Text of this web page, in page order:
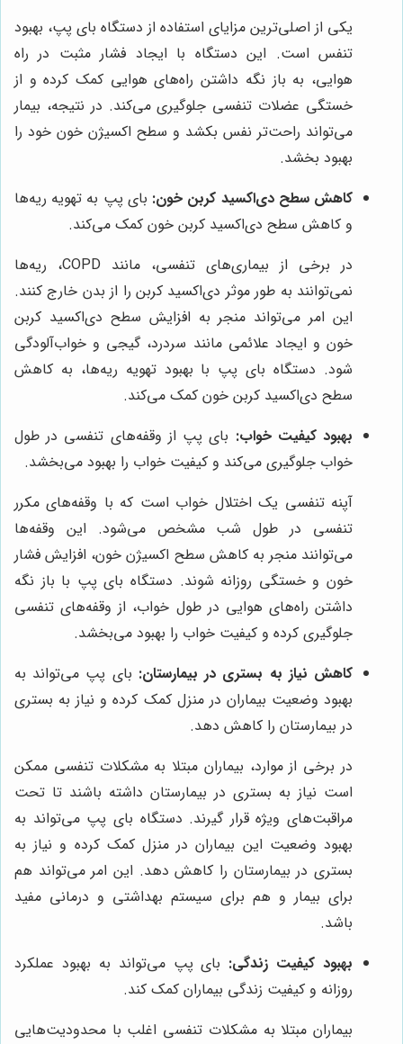
یکی از اصلی‌ترین مزایای استفاده از دستگاه بای پپ، بهبود
تنفس است. این دستگاه با ایجاد فشار مثبت در راه
هوایی، به باز نگه داشتن راه‌های هوایی کمک کرده و از
خستگی عضلات تنفسی جلوگیری می‌کند. در نتیجه، بیمار
می‌تواند راحت‌تر نفس بکشد و سطح اکسیژن خون خود را
بهبود بخشد.
کاهش سطح دی‌اکسید کربن خون: بای پپ به تهویه ریه‌ها
و کاهش سطح دی‌اکسید کربن خون کمک می‌کند.
در برخی از بیماری‌های تنفسی، مانند COPD، ریه‌ها
نمی‌توانند به طور موثر دی‌اکسید کربن را از بدن خارج کنند.
این امر می‌تواند منجر به افزایش سطح دی‌اکسید کربن
خون و ایجاد علائمی مانند سردرد، گیجی و خواب‌آلودگی
شود. دستگاه بای پپ با بهبود تهویه ریه‌ها، به کاهش
سطح دی‌اکسید کربن خون کمک می‌کند.
بهبود کیفیت خواب: بای پپ از وقفه‌های تنفسی در طول
خواب جلوگیری می‌کند و کیفیت خواب را بهبود می‌بخشد.
آپنه تنفسی یک اختلال خواب است که با وقفه‌های مکرر
تنفسی در طول شب مشخص می‌شود. این وقفه‌ها
می‌توانند منجر به کاهش سطح اکسیژن خون، افزایش فشار
خون و خستگی روزانه شوند. دستگاه بای پپ با باز نگه
داشتن راه‌های هوایی در طول خواب، از وقفه‌های تنفسی
جلوگیری کرده و کیفیت خواب را بهبود می‌بخشد.
کاهش نیاز به بستری در بیمارستان: بای پپ می‌تواند به
بهبود وضعیت بیماران در منزل کمک کرده و نیاز به بستری
در بیمارستان را کاهش دهد.
در برخی از موارد، بیماران مبتلا به مشکلات تنفسی ممکن
است نیاز به بستری در بیمارستان داشته باشند تا تحت
مراقبت‌های ویژه قرار گیرند. دستگاه بای پپ می‌تواند به
بهبود وضعیت این بیماران در منزل کمک کرده و نیاز به
بستری در بیمارستان را کاهش دهد. این امر می‌تواند هم
برای بیمار و هم برای سیستم بهداشتی و درمانی مفید
باشد.
بهبود کیفیت زندگی: بای پپ می‌تواند به بهبود عملکرد
روزانه و کیفیت زندگی بیماران کمک کند.
بیماران مبتلا به مشکلات تنفسی اغلب با محدودیت‌هایی